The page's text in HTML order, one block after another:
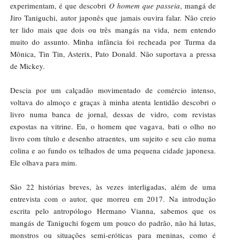
experimentam, é que descobri O homem que passeia, mangá de
Jiro Taniguchi, autor japonês que jamais ouvira falar. Não creio
ter lido mais que dois ou três mangás na vida, nem entendo
muito do assunto. Minha infância foi recheada por Turma da
Mônica, Tin Tin, Asterix, Pato Donald. Não suportava a pressa
de Mickey.
Descia por um calçadão movimentado de comércio intenso,
voltava do almoço e graças à minha atenta lentidão descobri o
livro numa banca de jornal, dessas de vidro, com revistas
expostas na vitrine. Eu, o homem que vagava, bati o olho no
livro com título e desenho atraentes, um sujeito e seu cão numa
colina e ao fundo os telhados de uma pequena cidade japonesa.
Ele olhava para mim.
São 22 histórias breves, às vezes interligadas, além de uma
entrevista com o autor, que morreu em 2017. Na introdução
escrita pelo antropólogo Hermano Vianna, sabemos que os
mangás de Taniguchi fogem um pouco do padrão, não há lutas,
monstros ou situações semi-eróticas para meninas, como é